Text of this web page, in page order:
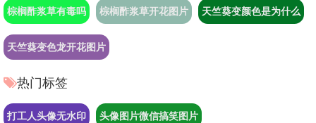
棕榈酢浆草有毒吗 棕榈酢浆草开花图片 天竺葵变颜色是为什么
天竺葵变色龙开花图片
热门标签
打工人头像无水印 头像图片微信搞笑图片